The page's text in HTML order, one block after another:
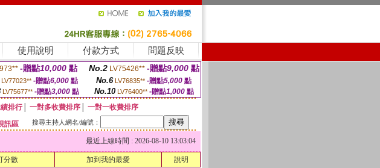
使用說明 付款方式 問題反映
-贈點10,000 點 No.2 LV75426** -贈點9,000 點
LV77023** -贈點6,000點 No.6 LV76835** -贈點5,000點
LV75677** -贈點3,000點 No.10 LV76400** -贈點1,000 點
排行│ 一對多收費排序
一對一收費排序
訊區 搜尋主持人網名/編號：
最近上線時間 : 2026-08-10 13:03:04
分數 加到我的最愛 說明